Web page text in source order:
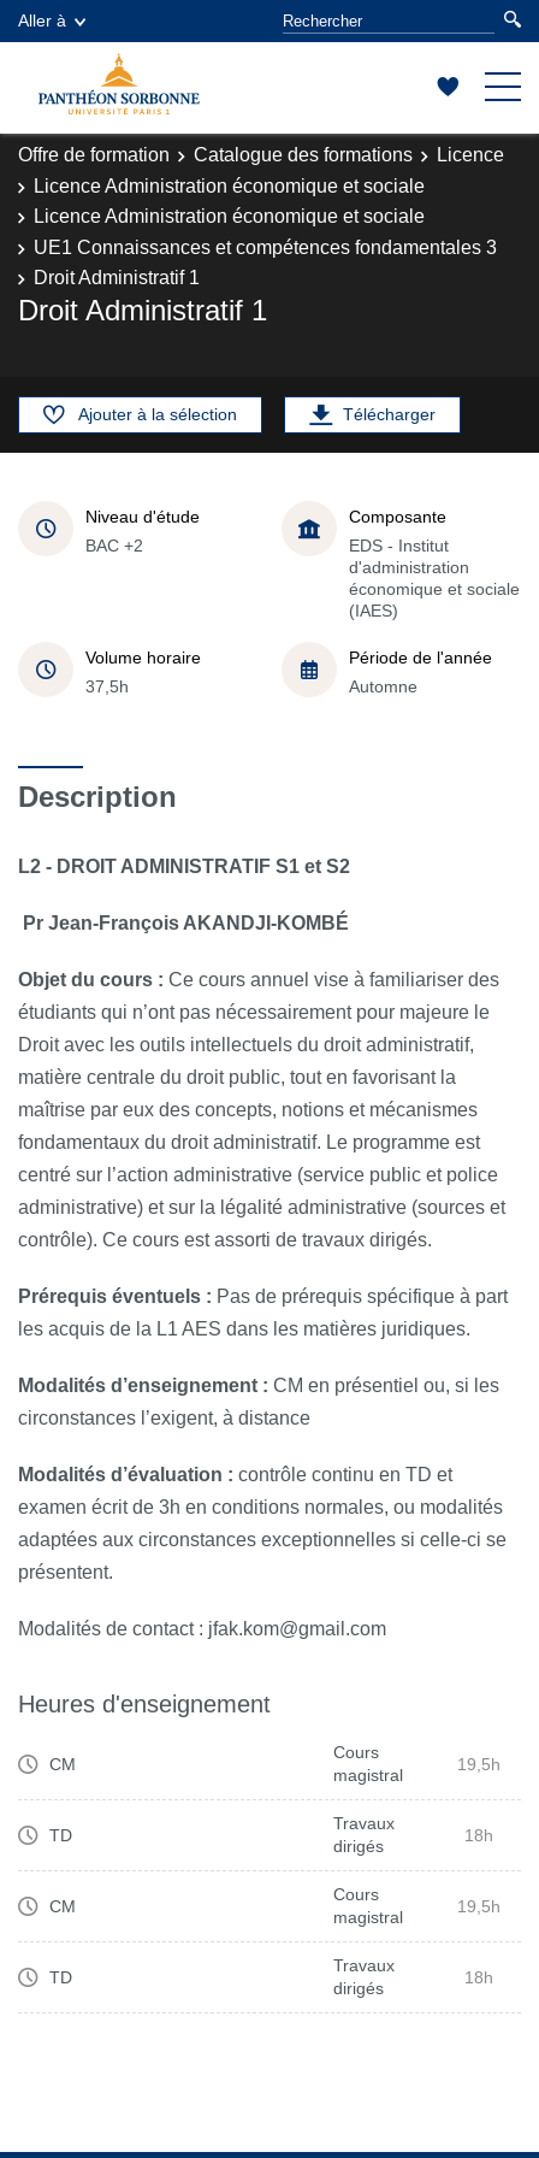
Aller à
Offre de formation Catalogue des formations
Licence
Licence Administration économique et sociale
Licence Administration économique et sociale
UE1 Connaissances et compétences fondamentales 3
Droit Administratif 1
Droit Administratif 1
Ajouter à la sélection Télécharger
Niveau d'étude
BAC +2
Composante
EDS - Institut
d'administration
économique et sociale
(IAES)
Volume horaire
37,5h
Période de l'année
Automne
Description
L2 - DROIT ADMINISTRATIF S1 et S2
Pr Jean-François AKANDJI-KOMBÉ
Objet du cours : Ce cours annuel vise à familiariser des
étudiants qui n’ont pas nécessairement pour majeure le
Droit avec les outils intellectuels du droit administratif,
matière centrale du droit public, tout en favorisant la
maîtrise par eux des concepts, notions et mécanismes
fondamentaux du droit administratif. Le programme est
centré sur l’action administrative (service public et police
administrative) et sur la légalité administrative (sources et
contrôle). Ce cours est assorti de travaux dirigés.
Prérequis éventuels : Pas de prérequis spécifique à part
les acquis de la L1 AES dans les matières juridiques.
Modalités d’enseignement : CM en présentiel ou, si les
circonstances l’exigent, à distance
Modalités d’évaluation : contrôle continu en TD et
examen écrit de 3h en conditions normales, ou modalités
adaptées aux circonstances exceptionnelles si celle-ci se
présentent.
Modalités de contact : jfak.kom@gmail.com
Heures d'enseignement
CM
Cours
magistral
19,5h
TD
Travaux
dirigés
18h
CM
Cours
magistral
19,5h
TD
Travaux
dirigés
18h